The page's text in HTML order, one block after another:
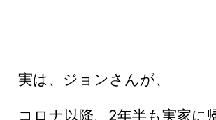
実は、ジョンさんが、
コロナ以降、2年半も実家に